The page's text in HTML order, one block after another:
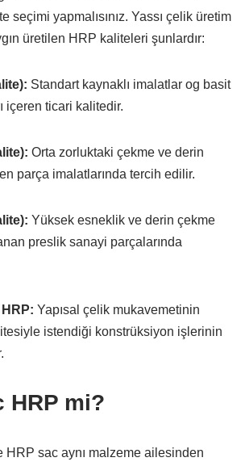
seçimi yapmalısınız. Yassı çelik üretim
üretilen HRP kaliteleri şunlardır:
Standart kaynaklı imalatlar og basit
içeren ticari kalitedir.
Orta zorluktaki çekme ve derin
parça imalatlarında tercih edilir.
Yüksek esneklik ve derin çekme
preslik sanayi parçalarında
Yapısal çelik mukavemetinin
istendiği konstrüksiyon işlerinin
HRP mi?
HRP sac aynı malzeme ailesinden